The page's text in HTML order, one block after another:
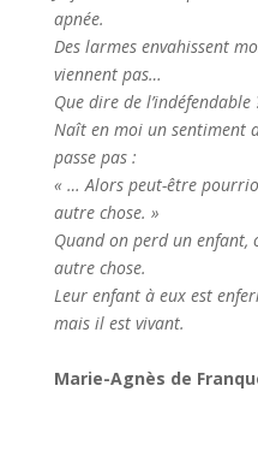
apnée.
Des larmes envahissent
viennent pas…
Que dire de l’indéfendable
Naît en moi un sentiment
passe pas :
« … Alors peut-être
autre chose. »
Quand on perd un enfant,
autre chose.
Leur enfant à eux est
mais il est vivant.
Marie-Agnès de